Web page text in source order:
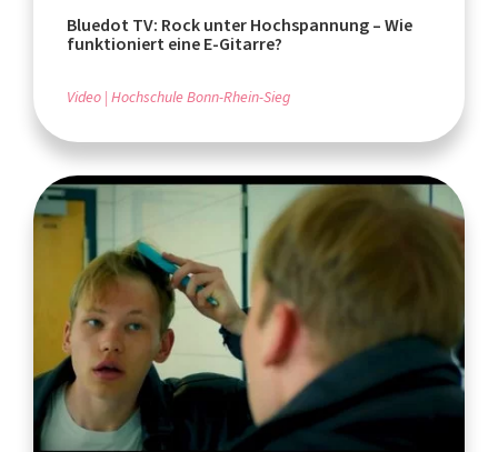
Bluedot TV: Rock unter Hochspannung – Wie
funktioniert eine E-Gitarre?
Video Hochschule Bonn-Rhein-Sieg